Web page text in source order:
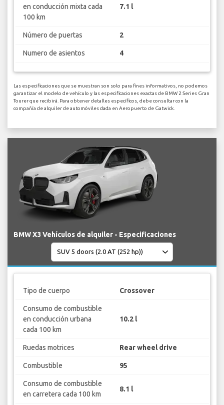
en conducción mixta cada
100 km
7.1 l
Número de puertas 2
Numero de asientos 4
Las especificaciones que se muestran son solo para fines informativos, no podemos
garantizar el modelo de vehículo y las especificaciones exactas de BMW 2 Series Gran
Tourer que recibirá. Para obtener detalles específicos, debe consultar con la
compañía de alquiler de automóviles dada en Aeropuerto de Gatwick.
BMW X3 Vehículos de alquiler - Especificaciones
Tipo de cuerpo Crossover
Consumo de combustible
en conducción urbana
cada 100 km
10.2 l
Ruedas motrices Rear wheel drive
Combustible 95
Consumo de combustible
en carretera cada 100 km
8.1 l